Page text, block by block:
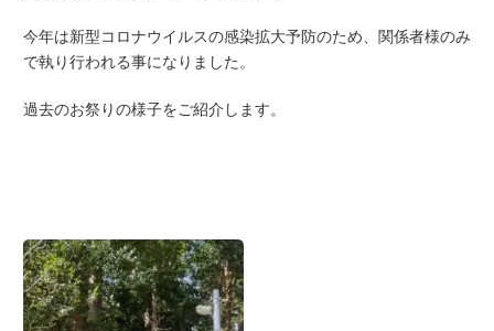
今年は新型コロナウイルスの感染拡大予防のため、関係者様のみ
で執り行われる事になりました。
過去のお祭りの様子をご紹介します。